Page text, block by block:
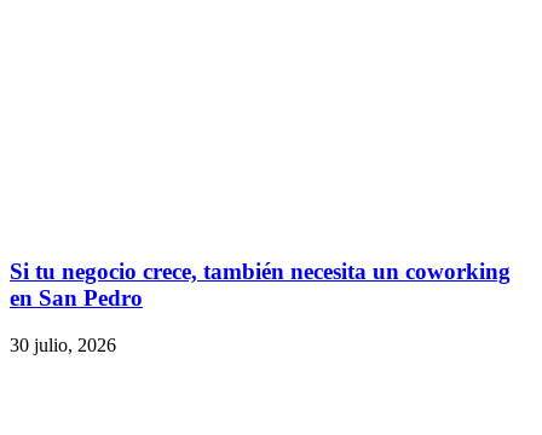
Si tu negocio crece, también necesita un coworking
en San Pedro
30 julio, 2026